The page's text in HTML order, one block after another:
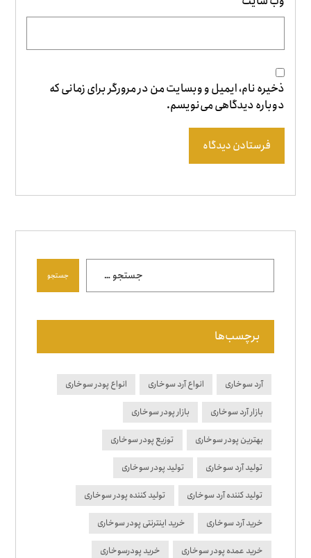
ذخیره نام، ایمیل و وبسایت من در مرورگر برای زمانی که
دوباره دیدگاهی می‌نویسم.
فرستادن دیدگاه
جستجو
برچسب‌ها
آرد سوخاری انواع آرد سوخاری انواع پودر سوخاری
بازار آرد سوخاری بازار پودر سوخاری
بهترین پودر سوخاری توزیع پودر سوخاری
تولید آرد سوخاری تولید پودر سوخاری
تولید کننده آرد سوخاری تولید کننده پودر سوخاری
خرید آرد سوخاری خرید اینترنتی پودر سوخاری
خرید عمده پودر سوخاری خرید پودرسوخاری